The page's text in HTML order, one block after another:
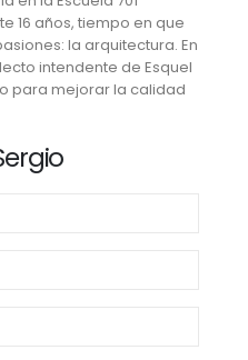
16 años, tiempo en que
la arquitectura. En
intendente de Esquel
para mejorar la calidad